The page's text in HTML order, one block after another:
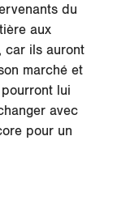
du
aux
car ils auront
marché et
lui
avec
pour un